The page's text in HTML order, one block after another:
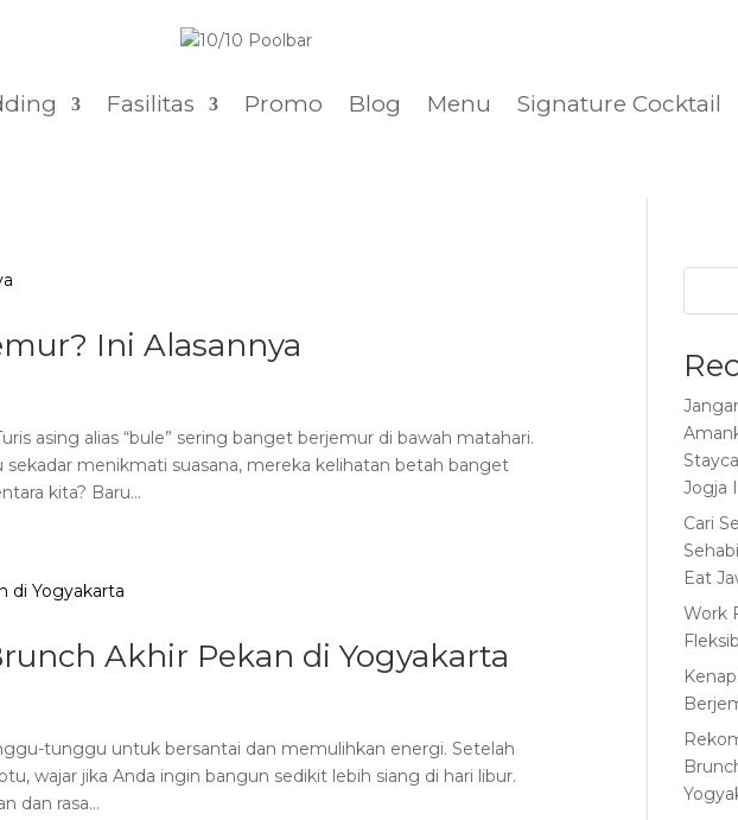
Fasilitas Promo Blog Menu Signature Cocktail
Ini Alasannya
asing alias “bule” sering banget berjemur di bawah matahari.
menikmati suasana, mereka kelihatan betah banget
kita? Baru...
Akhir Pekan di Yogyakarta
tunggu untuk bersantai dan memulihkan energi. Setelah
wajar jika Anda ingin bangun sedikit lebih siang di hari libur.
dan rasa...
Jogja
Cari
Eat
Work